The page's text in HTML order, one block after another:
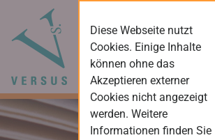
Diese Webseite nutzt
Cookies. Einige Inhalte
können ohne das
Akzeptieren externer
Cookies nicht angezeigt
werden. Weitere
Informationen finden Sie